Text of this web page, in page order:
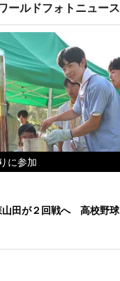
ールドフォトニュース
に参加
山田が２回戦へ 高校野球